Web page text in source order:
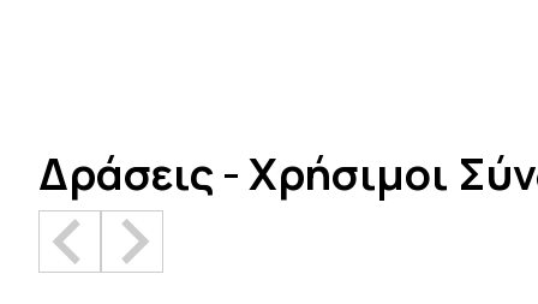
Δράσεις - Χρήσιμοι